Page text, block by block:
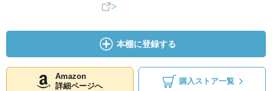
本棚に登録する
Amazon
詳細ページへ
購入ストア一覧